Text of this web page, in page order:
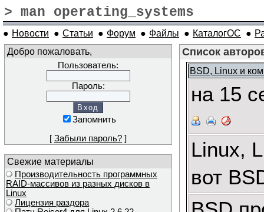
> man operating_systems
● Новости ● Статьи ● Форум ● Файлы ● КаталогОС ●
Добро пожаловать,
Пользователь:
Пароль:
Запомнить
[ Забыли пароль? ]
Свежие материалы
Производительность программных
RAID-массивов из разных дисков в
Linux
Лицензия раздора
Список
BSD, Linux и
на 15
Linux,
вот